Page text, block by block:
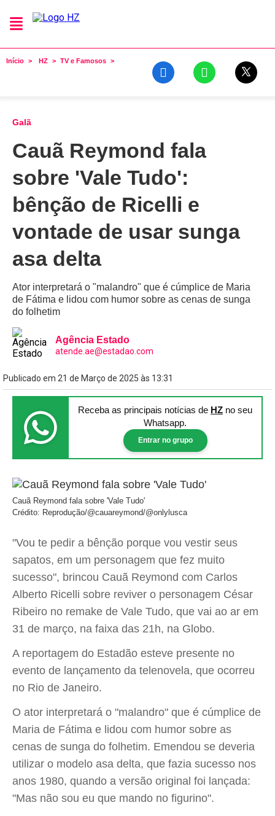
Início HZ TV e Famosos
Galã
Cauã Reymond fala
sobre 'Vale Tudo':
bênção de Ricelli e
vontade de usar sunga
asa delta
Ator interpretará o "malandro" que é cúmplice de Maria
de Fátima e lidou com humor sobre as cenas de sunga
do folhetim
Agência Estado
atende.ae@estadao.com
Publicado em 21 de Março de 2025 às 13:31
Receba as principais notícias de HZ no seu
Whatsapp.
Entrar no grupo
Cauã Reymond fala sobre 'Vale Tudo'
Crédito: Reprodução/@cauareymond/@onlylusca
"Vou te pedir a bênção porque vou vestir seus
sapatos, em um personagem que fez muito
sucesso", brincou Cauã Reymond com Carlos
Alberto Ricelli sobre reviver o personagem César
Ribeiro no remake de Vale Tudo, que vai ao ar em
31 de março, na faixa das 21h, na Globo.
A reportagem do Estadão esteve presente no
evento de lançamento da telenovela, que ocorreu
no Rio de Janeiro.
O ator interpretará o "malandro" que é cúmplice de
Maria de Fátima e lidou com humor sobre as
cenas de sunga do folhetim. Emendou se deveria
utilizar o modelo asa delta, que fazia sucesso nos
anos 1980, quando a versão original foi lançada:
"Mas não sou eu que mando no figurino".